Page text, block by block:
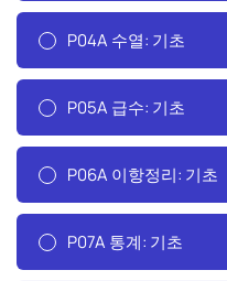
P04A 수열: 기초
P05A 급수: 기초
P06A 이항정리: 기초
P07A 통계: 기초